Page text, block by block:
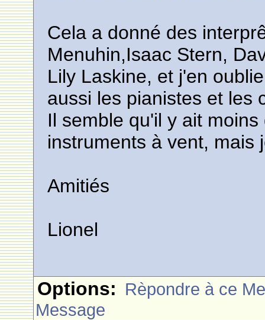
Cela a donné des
Menuhin,Isaac Stern,
Lily Laskine, et j'en
aussi les pianistes et les
Il semble qu'il y ait
instruments à vent, mais
Amitiés
Lionel
Options: Rèpondre à ce
Message